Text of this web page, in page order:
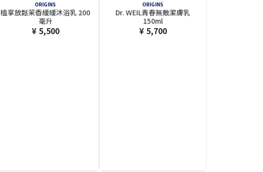
ORIGINS
植享放鬆茉香緩緩沐浴乳 200
毫升
¥ 5,500
ORIGINS
Dr. WEIL青春無敵潔膚乳
150ml
¥ 5,700